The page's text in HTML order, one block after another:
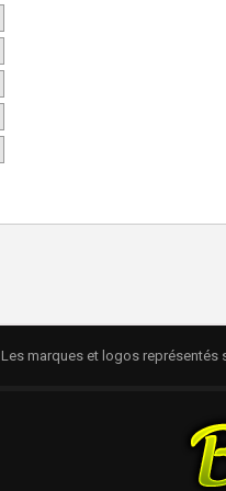
Les marques et logos représentés